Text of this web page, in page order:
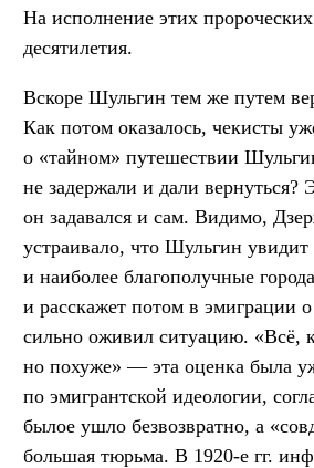
На исполнение этих
десятилетия.
Вскоре Шульгин тем же путем
Как потом оказалось, чекисты
о «тайном» путешествии
не задержали и дали вернуться?
он задавался и сам. Видимо,
устраивало, что Шульгин
и наиболее благополучные
и расскажет потом в эмиграции
сильно оживил ситуацию. «Всё,
но похуже» — эта оценка была
по эмигрантской идеологии,
былое ушло безвозвратно, а
большая тюрьма. В 1920-е гг.